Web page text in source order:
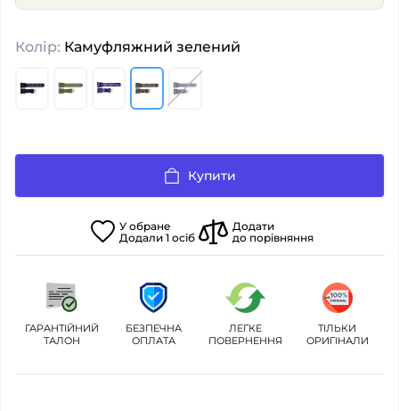
Колір: Камуфляжний зелений
Купити
У обране
Додали 1 осіб
Додати
до порівняння
ГАРАНТІЙНИЙ
ТАЛОН
БЕЗПЕЧНА
ОПЛАТА
ЛЕГКЕ
ПОВЕРНЕННЯ
ТІЛЬКИ
ОРИГІНАЛИ